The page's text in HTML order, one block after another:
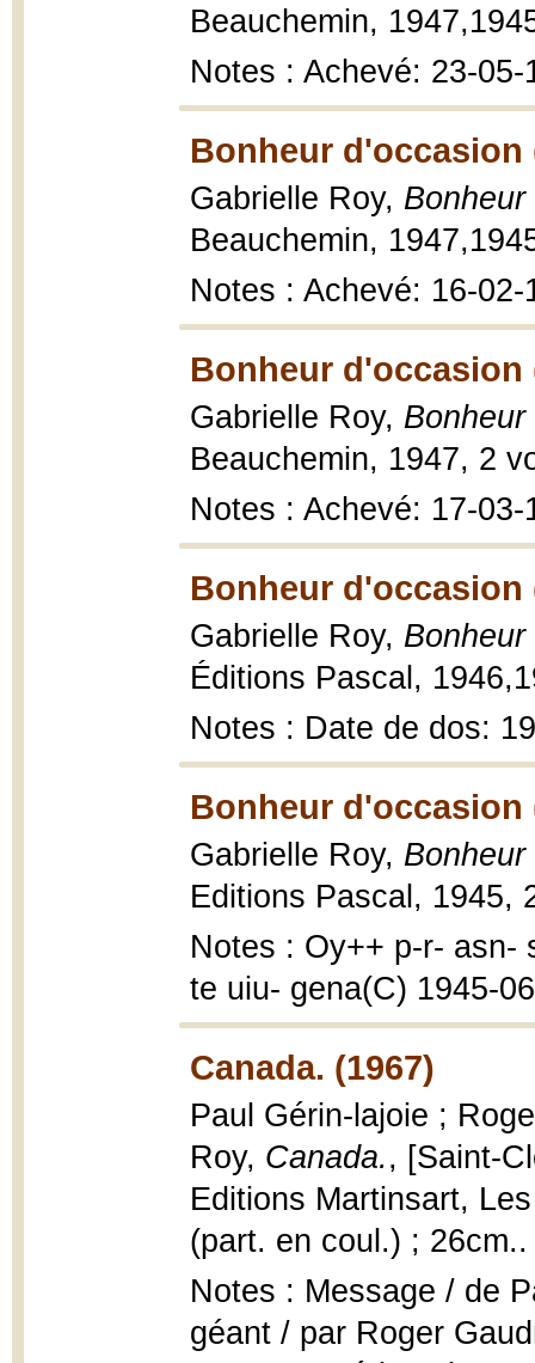
Beauchemin,
Notes : Achevé: 23-05-
Bonheur d'occasion
Gabrielle Roy,
Beauchemin,
Notes : Achevé: 16-02-
Bonheur d'occasion
Gabrielle Roy,
Beauchemin, 1947, 2
Notes : Achevé: 17-03-
Bonheur d'occasion
Gabrielle Roy,
Éditions Pascal,
Notes : Date de dos:
Bonheur d'occasion
Gabrielle Roy,
Editions Pascal, 1945,
Notes : Oy++ p-r- asn-
te uiu- gena(C) 1945-
Canada. (1967)
Paul Gérin-lajoie ;
Roy, Canada. , [Saint-
Editions Martinsart,
(part. en coul.) ; 26cm..
Notes : Message / de
géant / par Roger